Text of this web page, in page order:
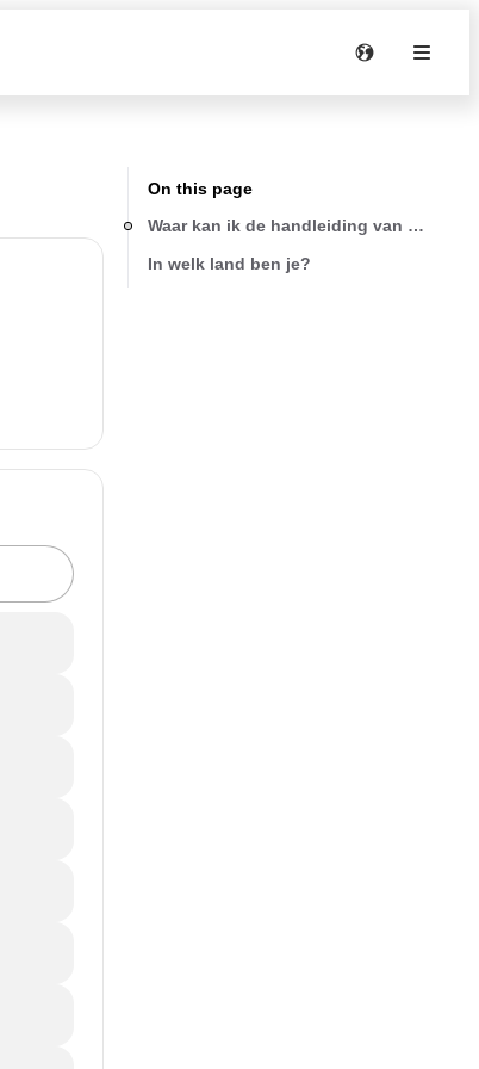
On this page
Waar kan ik de handleiding van mijn
In welk land ben je?